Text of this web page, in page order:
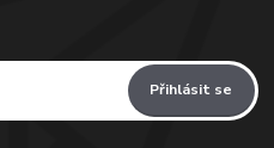
Přihlásit se